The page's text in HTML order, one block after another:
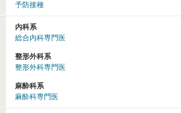
予防接種
内科系
総合内科専門医
整形外科系
整形外科専門医
麻酔科系
麻酔科専門医